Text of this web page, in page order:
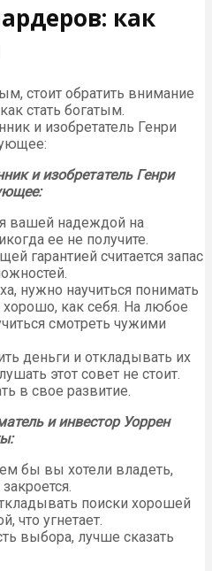
как
стоит обратить внимание
стать богатым.
и изобретатель Генри
и изобретатель Генри
вашей надеждой на
ее не получите.
гарантией считается запас
нужно научиться понимать
как себя. На любое
смотреть чужими
деньги и откладывать их
этот совет не стоит.
в свое развитие.
и инвестор Уоррен
бы вы хотели владеть,
поиски хорошей
что угнетает.
выбора, лучше сказать